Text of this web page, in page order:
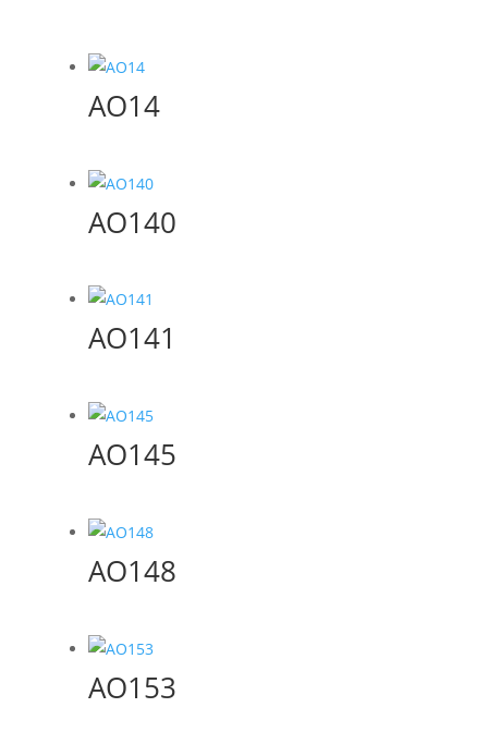
AO14
AO140
AO141
AO145
AO148
AO153